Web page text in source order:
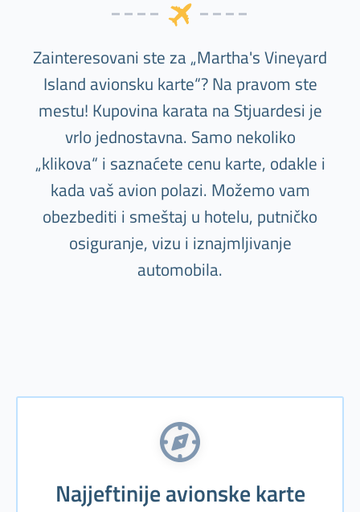
Zainteresovani ste za „Martha's Vineyard
Island avionsku karte“? Na pravom ste
mestu! Kupovina karata na Stjuardesi je
vrlo jednostavna. Samo nekoliko
„klikova“ i saznaćete cenu karte, odakle i
kada vaš avion polazi. Možemo vam
obezbediti i smeštaj u hotelu, putničko
osiguranje, vizu i iznajmljivanje
automobila.
Najjeftinije avionske karte